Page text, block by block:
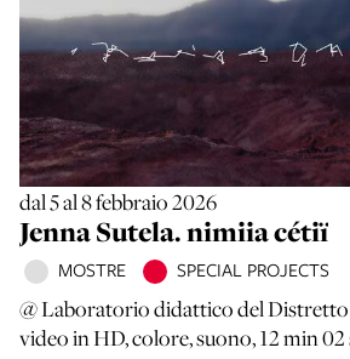
dal 5 al 8 febbraio 2026
Jenna Sutela. nimiia cétiï
MOSTRE SPECIAL PROJECTS
@ Laboratorio didattico del
video in HD, colore, suono, 12 min 02